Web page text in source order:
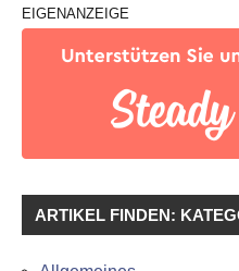
EIGENANZEIGE
ARTIKEL FINDEN: